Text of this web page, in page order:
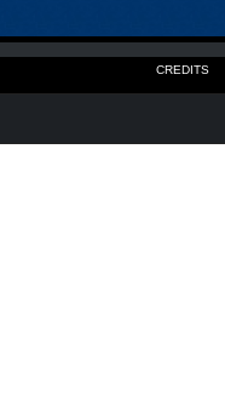
CREDITS